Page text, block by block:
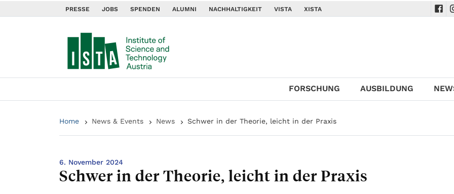
PRESSE JOBS SPENDEN ALUMNI NACHHALTIGKEIT VISTA XISTA
FORSCHUNG AUSBILDUNG
Home News & Events News Schwer in der Theorie, leicht in der Praxis
6. November 2024
Schwer in der Theorie, leicht in der Praxis